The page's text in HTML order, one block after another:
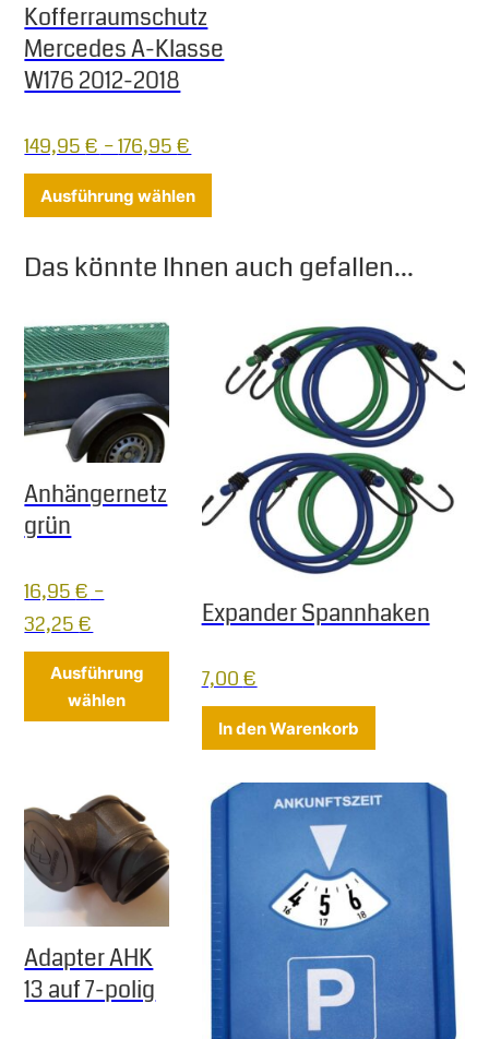
Kofferraumschutz
Mercedes A-Klasse
W176 2012-2018
149,95€–176,95€
Ausführung wählen
Das könnte Ihnen auch gefallen...
Anhängernetz
grün
16,95€–
32,25€
Ausführung
wählen
Expander Spannhaken
7,00€
In den Warenkorb
Adapter AHK
13 auf 7-polig